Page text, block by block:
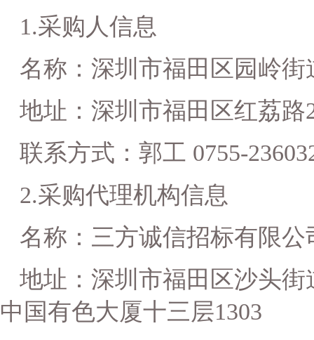
1.采购人信息
名称：深圳市福田区园岭街
地址：深圳市福田区红荔路
联系方式：郭工 0755-
2.采购代理机构信息
名称：三方诚信招标有限公
地址： 深圳市福田区沙头
中国有色大厦十三层1303